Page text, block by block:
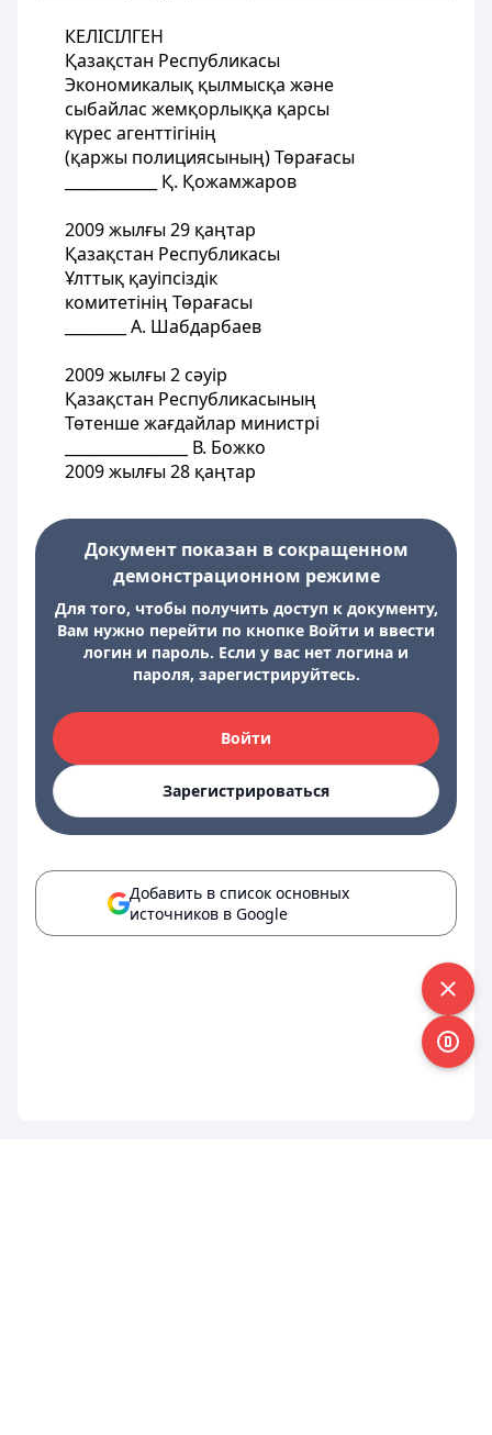
КЕЛІСІЛГЕН
Қазақстан Республикасы
Экономикалық қылмысқа және
сыбайлас жемқорлыққа қарсы
күрес агенттігінің
(қаржы полициясының) Төрағасы
____________ Қ. Қожамжаров
2009 жылғы 29 қаңтар
Қазақстан Республикасы
Ұлттық қауіпсіздік
комитетінің Төрағасы
________ А. Шабдарбаев
2009 жылғы 2 сәуір
Қазақстан Республикасының
Төтенше жағдайлар министрі
________________ В. Божко
2009 жылғы 28 қаңтар
Документ показан в сокращенном
демонстрационном режиме
Для того, чтобы получить доступ к документу,
Вам нужно перейти по кнопке Войти и ввести
логин и пароль. Если у вас нет логина и
пароля, зарегистрируйтесь.
Войти
Зарегистрироваться
Добавить в список основных
источников в Google